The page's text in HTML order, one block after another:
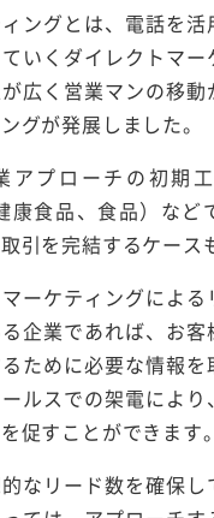
ングとは、電話を
いくダイレクトマー
広く営業マンの移
グが発展しました。
アプローチの初期工
康食品、食品）など
引を完結するケース
ーケティングによ
企業であれば、お客
ために必要な情報を
ルスでの架電によ
促すことができます。
なリード数を確保